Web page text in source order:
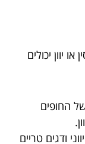
יוון יכולים
החופים
ודגים טריים